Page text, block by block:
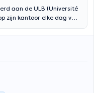
aan de ULB (Université
zijn kantoor elke dag van
en sportgebaren,